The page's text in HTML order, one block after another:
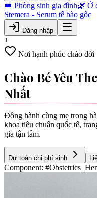
👑 Phòng sinh gia đình🌿 Ở
Stemera - Serum tế bào gốc
Đăng nhập
+
Nơi hạnh phúc chào đời
Chào Bé Yêu
Nhất
Đồng hành cùng mẹ trong
khoa tiêu chuẩn quốc tế,
gia tận tâm.
Dự toán chi phí sinh
Component: